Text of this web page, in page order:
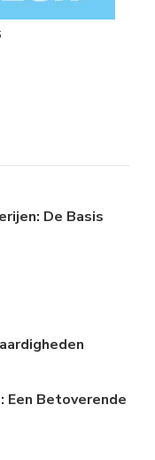
De Basis
Een Betoverende